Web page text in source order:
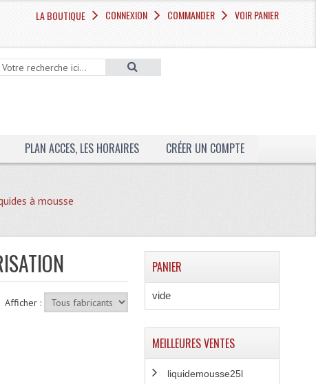
LA BOUTIQUE CONNEXION COMMANDER VOIR PANIER
PLAN ACCES, LES HORAIRES CRÉER UN COMPTE
à mousse
Afficher :
PANIER
vide
MEILLEURES VENTES
liquidemousse25l